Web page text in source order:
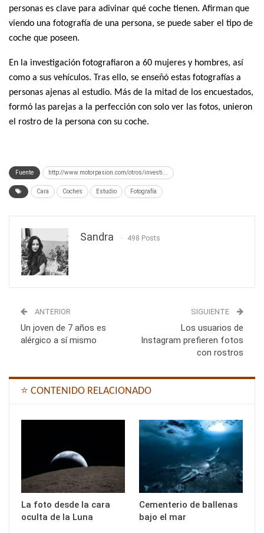
personas es clave para adivinar qué coche tienen. Afirman que
viendo una fotografía de una persona, se puede saber el tipo de
coche que poseen.
En la investigación fotografiaron a 60 mujeres y hombres, así
como a sus vehículos. Tras ello, se enseñó estas fotografías a
personas ajenas al estudio. Más de la mitad de los encuestados,
formó las parejas a la perfección con solo ver las fotos, unieron
el rostro de la persona con su coche.
Fuente http://www.motorpasion.com/otros/investi...
Cara Coches Estudio Fotografía
Sandra 498 Posts
ANTERIOR
Un joven de 7 años es
alérgico a sí mismo
SIGUIENTE
Los usuarios de
Instagram prefieren fotos
con rostros
⭐ CONTENIDO RELACIONADO
La foto desde la cara
oculta de la Luna
Cementerio de ballenas
bajo el mar